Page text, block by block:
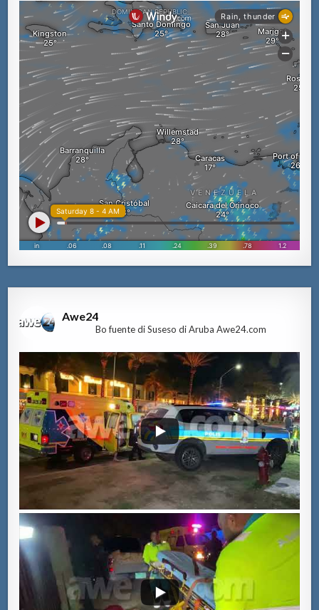
Awe24
Bo fuente di Suseso di Aruba Awe24.com